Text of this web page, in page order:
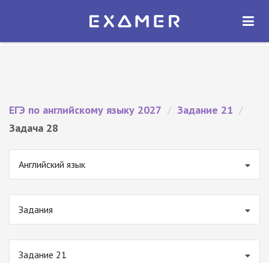
Экзамер — ЕГЭ 2027
ОТКРЫТЬ
ЕГЭ по английскому языку 2027 / Задание 21 /
Задача 28
Английский язык
Задания
Задание 21